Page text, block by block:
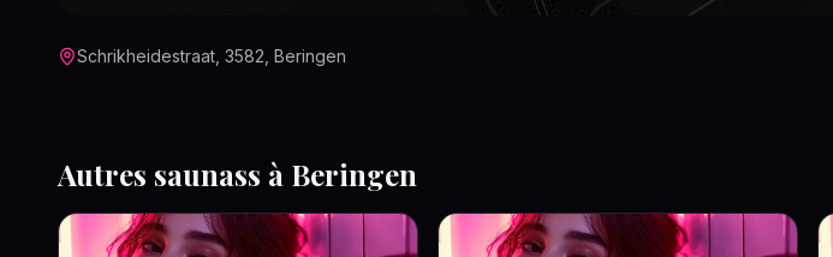
Schrikheidestraat, 3582, Beringen
Autres saunass à Beringen